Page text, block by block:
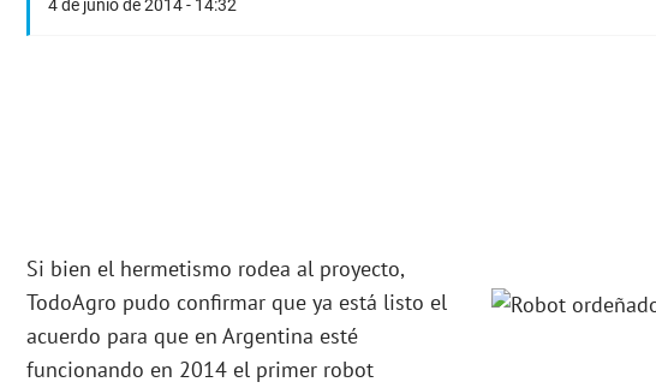
4 de junio de 2014 - 14:32
Si bien el hermetismo rodea al proyecto,
TodoAgro pudo confirmar que ya está listo el
acuerdo para que en Argentina esté
funcionando en 2014 el primer robot